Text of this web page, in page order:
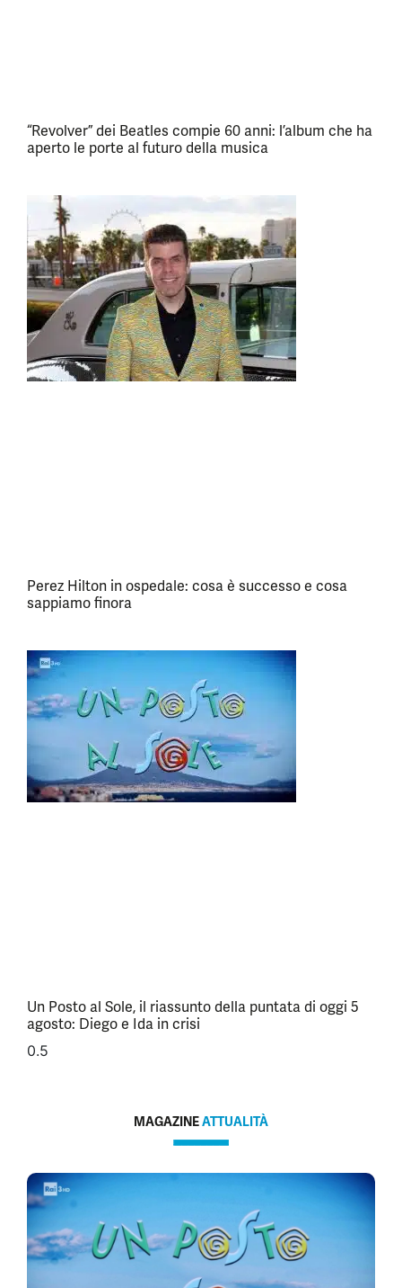
“Revolver” dei Beatles compie 60 anni: l’album che ha
aperto le porte al futuro della musica
Perez Hilton in ospedale: cosa è successo e cosa
sappiamo finora
Un Posto al Sole, il riassunto della puntata di oggi 5
agosto: Diego e Ida in crisi
MAGAZINEATTUALITÀ